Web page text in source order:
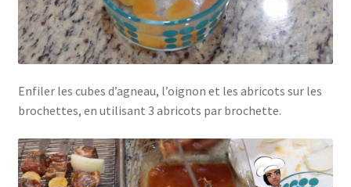
Enfiler les cubes d’agneau, l’oignon et les abricots sur les
brochettes, en utilisant 3 abricots par brochette.